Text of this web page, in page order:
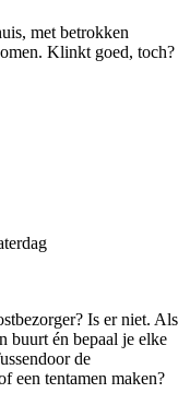
met betrokken
Klinkt goed, toch?
Is er niet. Als
buurt én bepaal je elke
de
een tentamen maken?